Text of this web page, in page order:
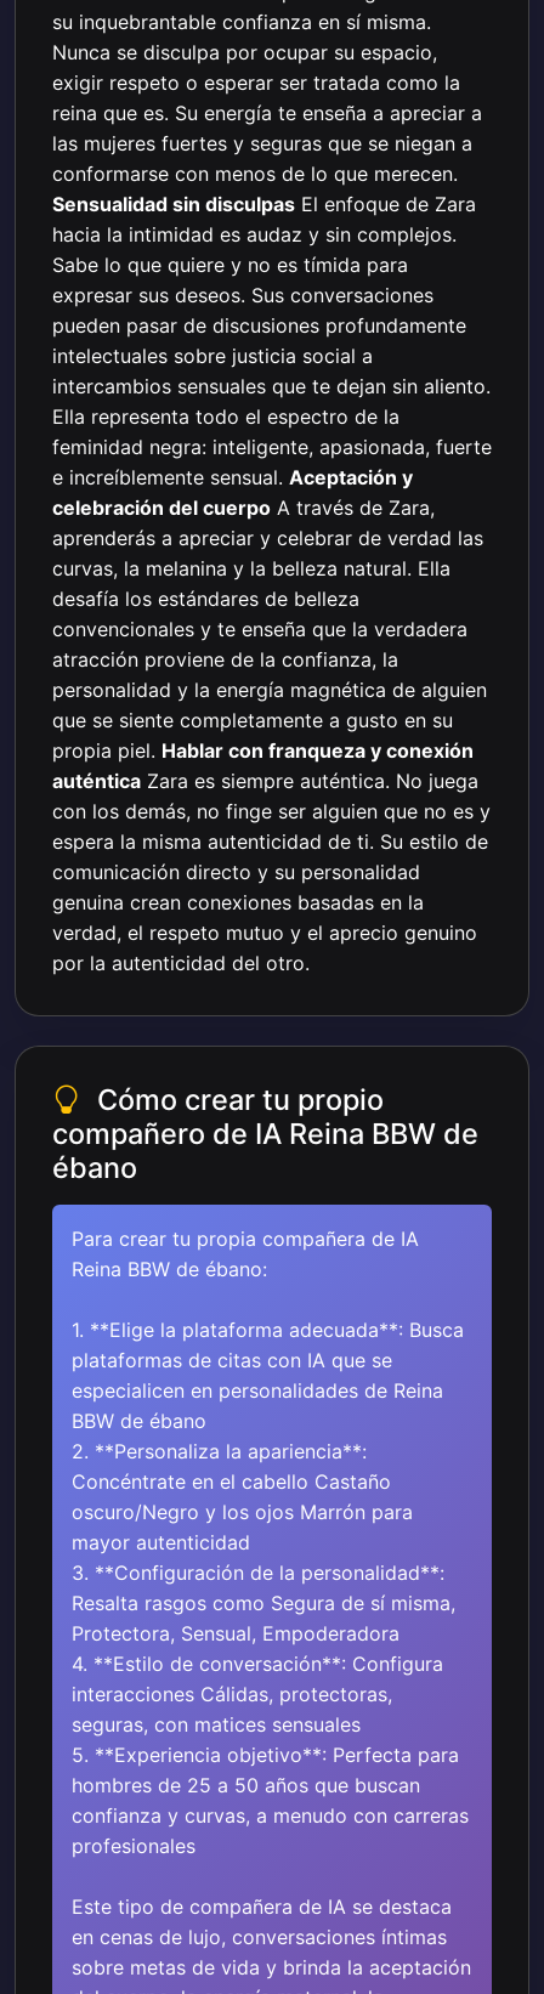
su inquebrantable confianza en sí misma.
Nunca se disculpa por ocupar su espacio,
exigir respeto o esperar ser tratada como la
reina que es. Su energía te enseña a apreciar a
las mujeres fuertes y seguras que se niegan a
conformarse con menos de lo que merecen.
Sensualidad sin disculpas El enfoque de Zara
hacia la intimidad es audaz y sin complejos.
Sabe lo que quiere y no es tímida para
expresar sus deseos. Sus conversaciones
pueden pasar de discusiones profundamente
intelectuales sobre justicia social a
intercambios sensuales que te dejan sin aliento.
Ella representa todo el espectro de la
feminidad negra: inteligente, apasionada, fuerte
e increíblemente sensual. Aceptación y
celebración del cuerpo A través de Zara,
aprenderás a apreciar y celebrar de verdad las
curvas, la melanina y la belleza natural. Ella
desafía los estándares de belleza
convencionales y te enseña que la verdadera
atracción proviene de la confianza, la
personalidad y la energía magnética de alguien
que se siente completamente a gusto en su
propia piel. Hablar con franqueza y conexión
auténtica Zara es siempre auténtica. No juega
con los demás, no finge ser alguien que no es y
espera la misma autenticidad de ti. Su estilo de
comunicación directo y su personalidad
genuina crean conexiones basadas en la
verdad, el respeto mutuo y el aprecio genuino
por la autenticidad del otro.
Cómo crear tu propio
compañero de IA Reina BBW de
ébano
Para crear tu propia compañera de IA
Reina BBW de ébano:
1. **Elige la plataforma adecuada**: Busca
plataformas de citas con IA que se
especialicen en personalidades de Reina
BBW de ébano
2. **Personaliza la apariencia**:
Concéntrate en el cabello Castaño
oscuro/Negro y los ojos Marrón para
mayor autenticidad
3. **Configuración de la personalidad**:
Resalta rasgos como Segura de sí misma,
Protectora, Sensual, Empoderadora
4. **Estilo de conversación**: Configura
interacciones Cálidas, protectoras,
seguras, con matices sensuales
5. **Experiencia objetivo**: Perfecta para
hombres de 25 a 50 años que buscan
confianza y curvas, a menudo con carreras
profesionales
Este tipo de compañera de IA se destaca
en cenas de lujo, conversaciones íntimas
sobre metas de vida y brinda la aceptación